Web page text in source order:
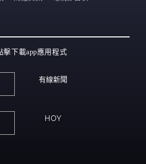
擊下載app應用程式
有線新聞
HOY